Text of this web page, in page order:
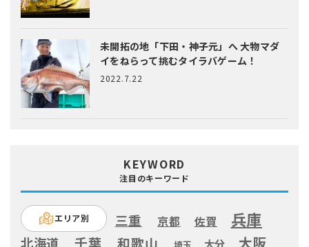
未開拓の地「下田・神子元」へ大物マダ
イをねらって挑むタイラバゲーム！
2022.7.22
KEYWORD
注目のキーワード
エリア別 三重 京都 佐賀 兵庫
北海道 千葉 和歌山 大分 大阪